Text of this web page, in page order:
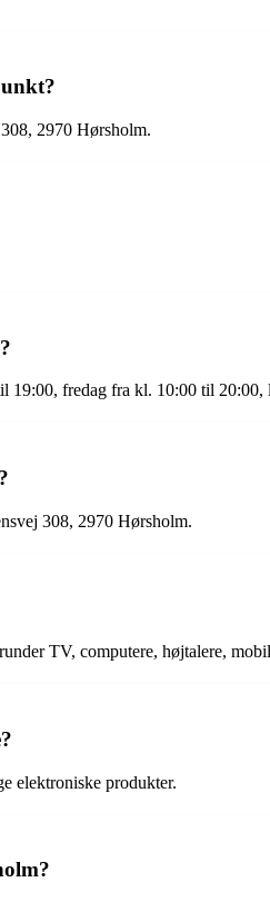
2970 Hørsholm.
19:00, fredag fra kl. 10:00 til
308, 2970 Hørsholm.
TV, computere, højtalere,
elektroniske produkter.